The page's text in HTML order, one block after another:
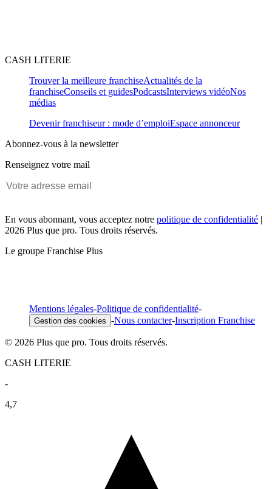
CASH LITERIE
Trouver la meilleure franchiseActualités de la
franchiseConseils et guidesPodcastsInterviews vidéoNos
médias
Devenir franchiseur : mode d’emploiEspace annonceur
Abonnez-vous à la newsletter
Renseignez votre mail
En vous abonnant, vous acceptez notre politique de confidentialité |
2026 Plus que pro. Tous droits réservés.
Le groupe Franchise Plus
Mentions légales-Politique de confidentialité-
Gestion des cookies -Nous contacter-Inscription Franchise
© 2026 Plus que pro. Tous droits réservés.
CASH LITERIE
-
4,7